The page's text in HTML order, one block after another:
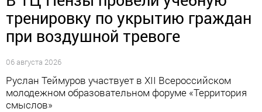
тренировку по укрытию граждан
при воздушной тревоге
06 августа 2026
Руслан Теймуров участвует в XII Всероссийском
молодежном образовательном форуме «Территория
смыслов»